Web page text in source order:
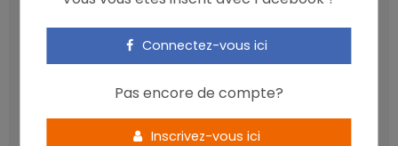
Connectez-vous ici
Pas encore de compte?
Inscrivez-vous ici